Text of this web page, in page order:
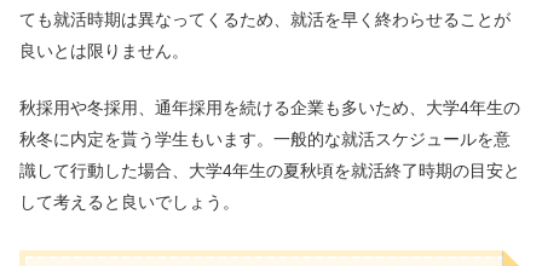
ても就活時期は異なってくるため、就活を早く終わらせることが
良いとは限りません。
秋採用や冬採用、通年採用を続ける企業も多いため、大学4年生の
秋冬に内定を貰う学生もいます。一般的な就活スケジュールを意
識して行動した場合、大学4年生の夏秋頃を就活終了時期の目安と
して考えると良いでしょう。